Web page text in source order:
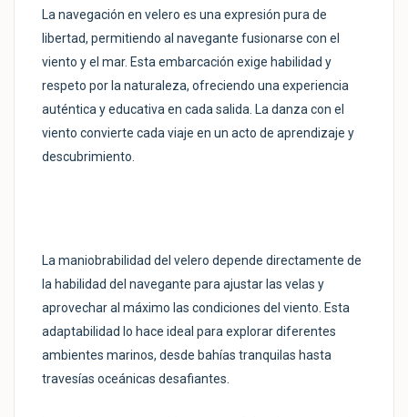
La navegación en velero es una expresión pura de
libertad, permitiendo al navegante fusionarse con el
viento y el mar. Esta embarcación exige habilidad y
respeto por la naturaleza, ofreciendo una experiencia
auténtica y educativa en cada salida. La danza con el
viento convierte cada viaje en un acto de aprendizaje y
descubrimiento.
La maniobrabilidad del velero depende directamente de
la habilidad del navegante para ajustar las velas y
aprovechar al máximo las condiciones del viento. Esta
adaptabilidad lo hace ideal para explorar diferentes
ambientes marinos, desde bahías tranquilas hasta
travesías oceánicas desafiantes.